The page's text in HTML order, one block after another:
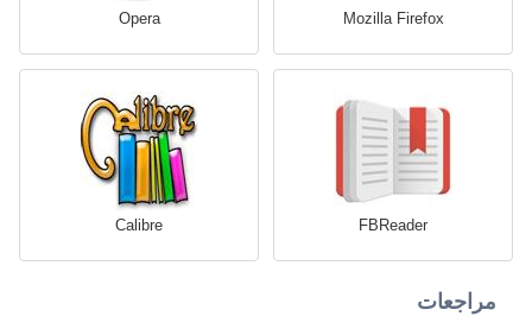
Mozilla Firefox
Opera
FBReader
Calibre
مراجعات